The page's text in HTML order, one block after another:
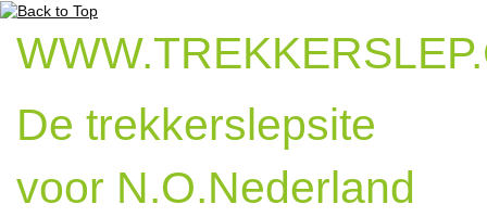
De trekkerslepsite
voor N.O.Nederland